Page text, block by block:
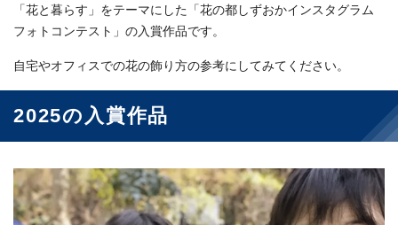
「花と暮らす」をテーマにした「花の都しずおかインスタグラム
フォトコンテスト」の入賞作品です。
自宅やオフィスでの花の飾り方の参考にしてみてください。
2025の入賞作品